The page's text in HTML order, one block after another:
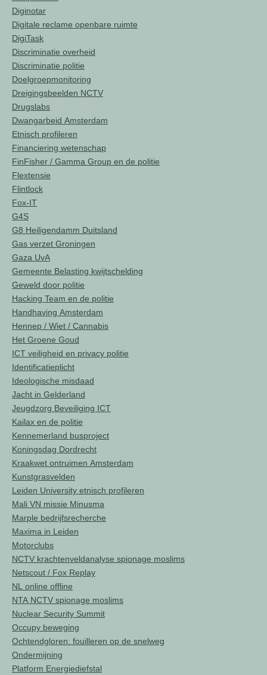
Diginotar
Digitale reclame openbare ruimte
DigiTask
Discriminatie overheid
Discriminatie politie
Doelgroepmonitoring
Dreigingsbeelden NCTV
Drugslabs
Dwangarbeid Amsterdam
Etnisch profileren
Financiering wetenschap
FinFisher / Gamma Group en de politie
Flextensie
Flintlock
Fox-IT
G4S
G8 Heiligendamm Duitsland
Gas verzet Groningen
Gaza UvA
Gemeente Belasting kwijtschelding
Geweld door politie
Hacking Team en de politie
Handhaving Amsterdam
Hennep / Wiet / Cannabis
Het Groene Goud
ICT veiligheid en privacy politie
Identificatieplicht
Ideologische misdaad
Jacht in Gelderland
Jeugdzorg Beveiliging ICT
Kailax en de politie
Kennemerland busproject
Koningsdag Dordrecht
Kraakwet ontruimen Amsterdam
Kunstgrasvelden
Leiden University etnisch profileren
Mali VN missie Minusma
Marple bedrijfsrecherche
Maxima in Leiden
Motorclubs
NCTV krachtenveldanalyse spionage moslims
Netscout / Fox Replay
NL online offline
NTA NCTV spionage moslims
Nuclear Security Summit
Occupy beweging
Ochtendgloren: fouilleren op de snelweg
Ondermijning
Platform Energiediefstal